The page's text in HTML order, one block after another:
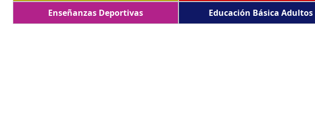
Enseñanzas Deportivas
Educación Básica Adultos